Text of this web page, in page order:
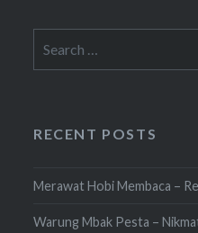
for:
RECENT POSTS
Merawat Hobi Membaca –
Warung Mbak Pesta –